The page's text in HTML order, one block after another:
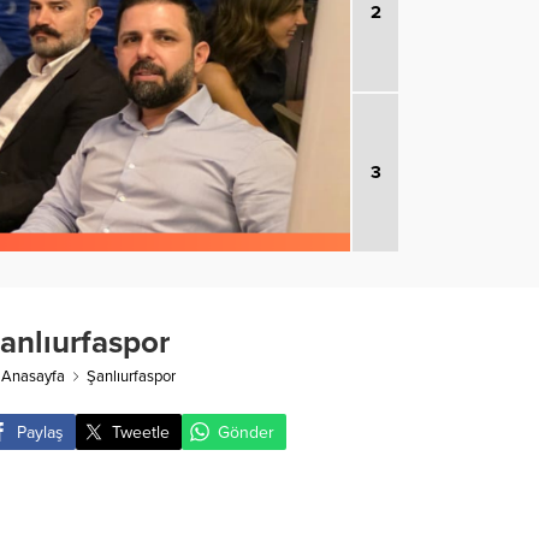
2
3
Anasayfa Şanlıurfaspor
Paylaş Tweetle Gönder